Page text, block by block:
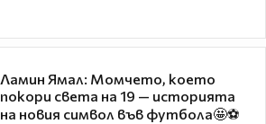
Ламин Ямал: Момчето, което
покори света на 19 — историята
на новия символ във футбола🤩⚽